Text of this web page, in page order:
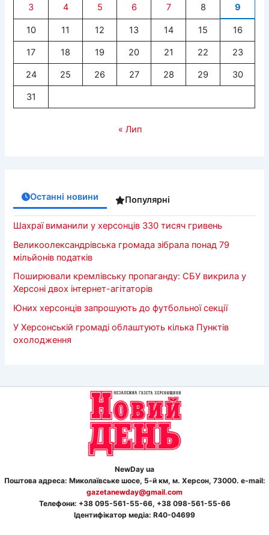
3 4 5 6 7 8 9
10 11 12 13 14 15 16
17 18 19 20 21 22 23
24 25 26 27 28 29 30
31
« Лип
Останні новини Популярні
Шахраї виманили у херсонців 330 тисяч гривень
Великоолександрівська громада зібрала понад 79
мільйонів податків
Поширювали кремлівську пропаганду: СБУ викрила у
Херсоні двох інтернет-агітаторів
Юних херсонців запрошують до футбольної секції
У Херсонській громаді облаштують кілька Пунктів
охолодження
NewDay ua
Поштова адреса: Миколаївське шосе, 5-й км, м. Херсон, 73000. e-mail:
gazetanewday@gmail.com
Телефони: +38 095-561-55-66, +38 098-561-55-66
Ідентифікатор медіа: R40-04699